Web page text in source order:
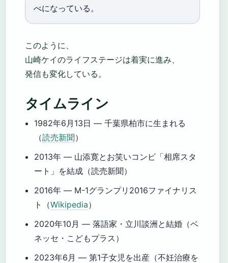
べになっている。
このように、
山崎ケイのライフステージは着実に進み、
発信も変化している。
タイムライン
1982年6月13日 — 千葉県柏市に生まれる
（読売新聞）
2013年 — 山添寛とお笑いコンビ「相席スタ
ート」を結成（読売新聞）
2016年 — M-1グランプリ2016ファイナリス
ト（Wikipedia）
2020年10月 — 落語家・立川談洲と結婚（ベ
ネッセ・こどもプラス）
2023年6月 — 第1子女児を出産（不妊治療を